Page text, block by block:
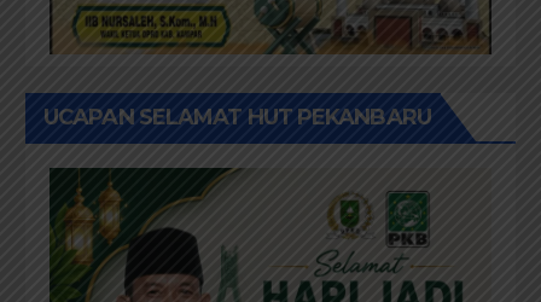
UCAPAN SELAMAT HUT PEKANBARU